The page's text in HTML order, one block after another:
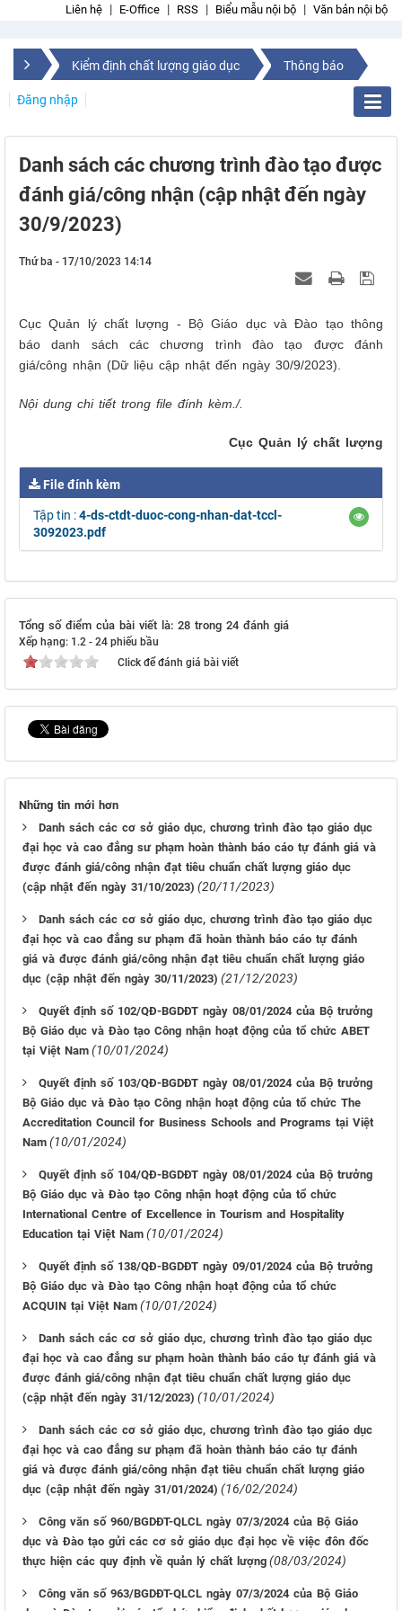
Liên hệ E-Office RSS Biểu mẫu nội bộ Văn bản nội bộ
Kiểm định chất lượng giáo dục Thông báo
Đăng nhập
Danh sách các chương trình đào tạo được
đánh giá/công nhận (cập nhật đến ngày
30/9/2023)
Thứ ba - 17/10/2023 14:14
Cục Quản lý chất lượng - Bộ Giáo dục và Đào tạo thông
báo danh sách các chương trình đào tạo được đánh
giá/công nhận (Dữ liệu cập nhật đến ngày 30/9/2023).
Nội dung chi tiết trong file đính kèm./.
Cục Quản lý chất lượng
File đính kèm
Tập tin :4-ds-ctdt-duoc-cong-nhan-dat-tccl-
3092023.pdf
Tổng số điểm của bài viết là: 28 trong 24 đánh giá
Xếp hạng: 1.2 - 24 phiếu bầu
Click để đánh giá bài viết
Những tin mới hơn
Danh sách các cơ sở giáo dục, chương trình đào tạo giáo dục
đại học và cao đẳng sư phạm hoàn thành báo cáo tự đánh giá và
được đánh giá/công nhận đạt tiêu chuẩn chất lượng giáo dục
(cập nhật đến ngày 31/10/2023) (20/11/2023)
Danh sách các cơ sở giáo dục, chương trình đào tạo giáo dục
đại học và cao đẳng sư phạm đã hoàn thành báo cáo tự đánh
giá và được đánh giá/công nhận đạt tiêu chuẩn chất lượng giáo
dục (cập nhật đến ngày 30/11/2023) (21/12/2023)
Quyết định số 102/QĐ-BGDĐT ngày 08/01/2024 của Bộ trưởng
Bộ Giáo dục và Đào tạo Công nhận hoạt động của tổ chức ABET
tại Việt Nam (10/01/2024)
Quyết định số 103/QĐ-BGDĐT ngày 08/01/2024 của Bộ trưởng
Bộ Giáo dục và Đào tạo Công nhận hoạt động của tổ chức The
Accreditation Council for Business Schools and Programs tại Việt
Nam (10/01/2024)
Quyết định số 104/QĐ-BGDĐT ngày 08/01/2024 của Bộ trưởng
Bộ Giáo dục và Đào tạo Công nhận hoạt động của tổ chức
International Centre of Excellence in Tourism and Hospitality
Education tại Việt Nam (10/01/2024)
Quyết định số 138/QĐ-BGDĐT ngày 09/01/2024 của Bộ trưởng
Bộ Giáo dục và Đào tạo Công nhận hoạt động của tổ chức
ACQUIN tại Việt Nam (10/01/2024)
Danh sách các cơ sở giáo dục, chương trình đào tạo giáo dục
đại học và cao đẳng sư phạm hoàn thành báo cáo tự đánh giá và
được đánh giá/công nhận đạt tiêu chuẩn chất lượng giáo dục
(cập nhật đến ngày 31/12/2023) (10/01/2024)
Danh sách các cơ sở giáo dục, chương trình đào tạo giáo dục
đại học và cao đẳng sư phạm đã hoàn thành báo cáo tự đánh
giá và được đánh giá/công nhận đạt tiêu chuẩn chất lượng giáo
dục (cập nhật đến ngày 31/01/2024) (16/02/2024)
Công văn số 960/BGDĐT-QLCL ngày 07/3/2024 của Bộ Giáo
dục và Đào tạo gửi các cơ sở giáo dục đại học về việc đôn đốc
thực hiện các quy định về quản lý chất lượng (08/03/2024)
Công văn số 963/BGDĐT-QLCL ngày 07/3/2024 của Bộ Giáo